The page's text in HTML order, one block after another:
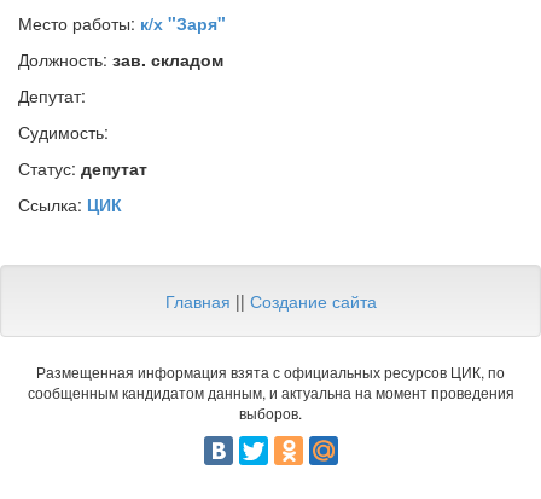
Место работы: к/х "Заря"
Должность: зав. складом
Депутат:
Судимость:
Статус: депутат
Ссылка: ЦИК
Главная || Создание сайта
Размещенная информация взята с официальных ресурсов ЦИК, по
сообщенным кандидатом данным, и актуальна на момент проведения
выборов.